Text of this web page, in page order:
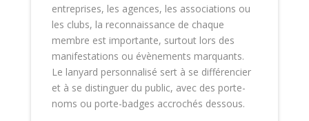
entreprises, les agences, les associations ou
les clubs, la reconnaissance de chaque
membre est importante, surtout lors des
manifestations ou évènements marquants.
Le lanyard personnalisé sert à se différencier
et à se distinguer du public, avec des porte-
noms ou porte-badges accrochés dessous.